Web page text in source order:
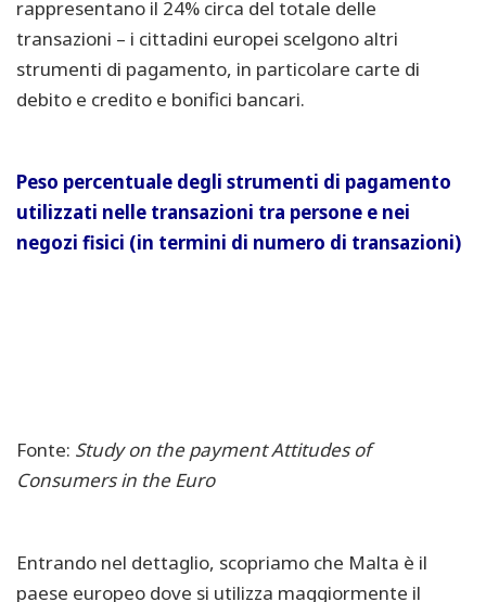
rappresentano il 24% circa del totale delle
transazioni – i cittadini europei scelgono altri
strumenti di pagamento, in particolare carte di
debito e credito e bonifici bancari.
Peso percentuale degli strumenti di pagamento
utilizzati nelle transazioni tra persone e nei
negozi fisici (in termini di numero di transazioni)
Fonte: Study on the payment Attitudes of
Consumers in the Euro
Entrando nel dettaglio, scopriamo che Malta è il
paese europeo dove si utilizza maggiormente il